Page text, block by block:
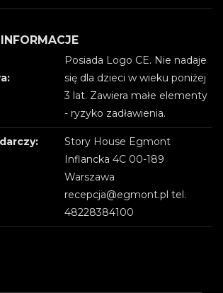
Posiada Logo CE. Nie nadaje
się dla dzieci w wieku poniżej
3 lat. Zawiera małe elementy
- ryzyko zadławienia.
Story House Egmont
Inflancka 4C 00-189
Warszawa
recepcja@egmont.pl tel.
48228384100